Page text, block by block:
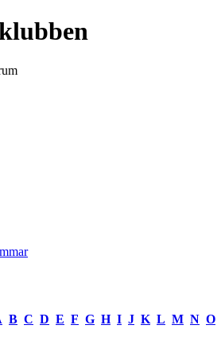
B C D E F G H I J K L M N O